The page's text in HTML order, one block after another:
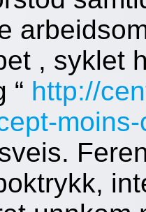
, syklet
“ http://